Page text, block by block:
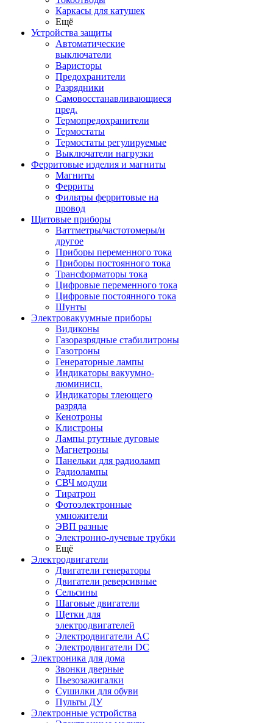
Каркасы для катушек
Ещё
Устройства защиты
Автоматические
выключатели
Варисторы
Предохранители
Разрядники
Самовосстанавливающиеся
пред.
Термопредохранители
Термостаты
Термостаты регулируемые
Выключатели нагрузки
Ферритовые изделия и магниты
Магниты
Ферриты
Фильтры ферритовые на
провод
Щитовые приборы
Ваттметры/частотомеры/и
другое
Приборы переменного тока
Приборы постоянного тока
Трансформаторы тока
Цифровые переменного тока
Цифровые постоянного тока
Шунты
Электровакуумные приборы
Видиконы
Газоразрядные стабилитроны
Газотроны
Генераторные лампы
Индикаторы вакуумно-
люминисц.
Индикаторы тлеющего
разряда
Кенотроны
Клистроны
Лампы ртутные дуговые
Магнетроны
Панельки для радиоламп
Радиолампы
СВЧ модули
Тиратрон
Фотоэлектронные
умножители
ЭВП разные
Электронно-лучевые трубки
Ещё
Электродвигатели
Двигатели генераторы
Двигатели реверсивные
Сельсины
Шаговые двигатели
Щетки для
электродвигателей
Электродвигатели AC
Электродвигатели DC
Электроника для дома
Звонки дверные
Пьезозажигалки
Сушилки для обуви
Пульты ДУ
Электронные устройства